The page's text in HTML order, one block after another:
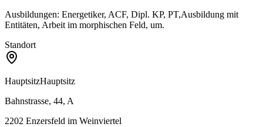
Ausbildungen: Energetiker, ACF, Dipl. KP, PT,Ausbildung mit
Entitäten, Arbeit im morphischen Feld, um.
Standort
HauptsitzHauptsitz
Bahnstrasse, 44, A
2202 Enzersfeld im Weinviertel